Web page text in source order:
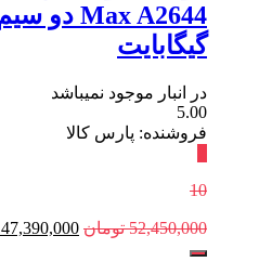
گیگابایت
در انبار موجود نمیباشد
5.00
فروشنده: پارس کالا
10
52,450,000 تومان 47,390,000